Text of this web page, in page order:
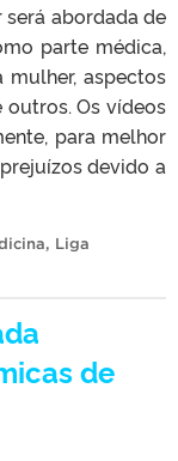
abordada de
parte médica,
aspectos
outros. Os vídeos
para melhor
devido a
, Liga
de